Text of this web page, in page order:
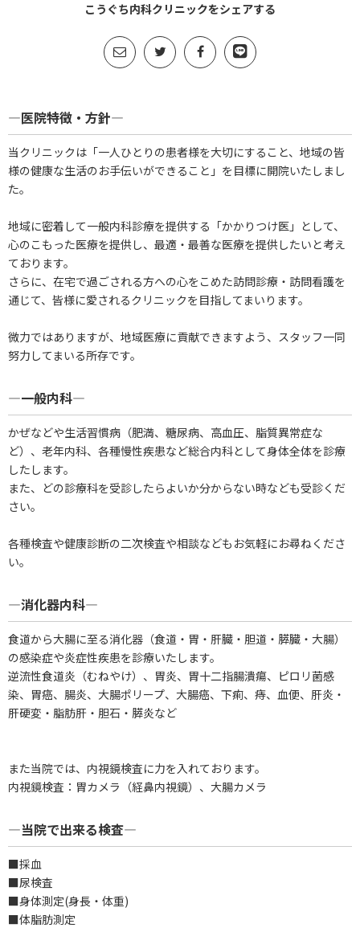
こうぐち内科クリニックをシェアする
―医院特徴・方針―
当クリニックは「一人ひとりの患者様を大切にすること、地域の皆
様の健康な生活のお手伝いができること」を目標に開院いたしまし
た。
地域に密着して一般内科診療を提供する「かかりつけ医」として、
心のこもった医療を提供し、最適・最善な医療を提供したいと考え
ております。
さらに、在宅で過ごされる方への心をこめた訪問診療・訪問看護を
通じて、皆様に愛されるクリニックを目指してまいります。
微力ではありますが、地域医療に貢献できますよう、スタッフ一同
努力してまいる所存です。
―一般内科―
かぜなどや生活習慣病（肥満、糖尿病、高血圧、脂質異常症な
ど）、老年内科、各種慢性疾患など総合内科として身体全体を診療
したします。
また、どの診療科を受診したらよいか分からない時なども受診くだ
さい。
各種検査や健康診断の二次検査や相談などもお気軽にお尋ねくださ
い。
―消化器内科―
食道から大腸に至る消化器（食道・胃・肝臓・胆道・膵臓・大腸）
の感染症や炎症性疾患を診療いたします。
逆流性食道炎（むねやけ）、胃炎、胃十二指腸潰瘍、ピロリ菌感
染、胃癌、腸炎、大腸ポリープ、大腸癌、下痢、痔、血便、肝炎・
肝硬変・脂肪肝・胆石・膵炎など
また当院では、内視鏡検査に力を入れております。
内視鏡検査：胃カメラ（経鼻内視鏡）、大腸カメラ
―当院で出来る検査―
■採血
■尿検査
■身体測定(身長・体重)
■体脂肪測定